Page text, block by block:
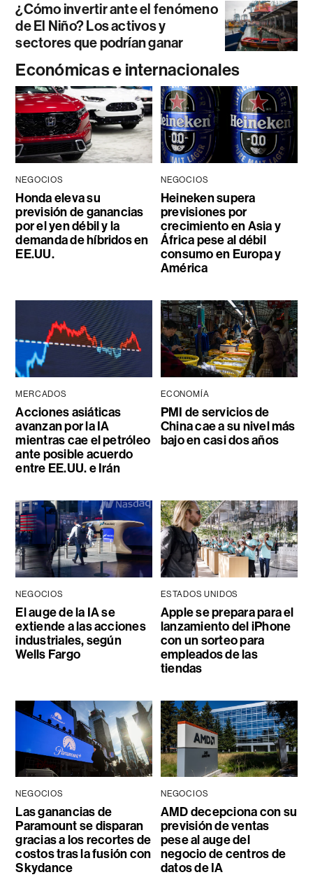
¿Cómo invertir ante el fenómeno
de El Niño? Los activos y
sectores que podrían ganar
Económicas e internacionales
NEGOCIOS
Honda eleva su
previsión de ganancias
por el yen débil y la
demanda de híbridos en
EE.UU.
NEGOCIOS
Heineken supera
previsiones por
crecimiento en Asia y
África pese al débil
consumo en Europa y
América
MERCADOS
Acciones asiáticas
avanzan por la IA
mientras cae el petróleo
ante posible acuerdo
entre EE.UU. e Irán
ECONOMÍA
PMI de servicios de
China cae a su nivel más
bajo en casi dos años
NEGOCIOS
El auge de la IA se
extiende a las acciones
industriales, según
Wells Fargo
ESTADOS UNIDOS
Apple se prepara para el
lanzamiento del iPhone
con un sorteo para
empleados de las
tiendas
NEGOCIOS
Las ganancias de
Paramount se disparan
gracias a los recortes de
costos tras la fusión con
Skydance
NEGOCIOS
AMD decepciona con su
previsión de ventas
pese al auge del
negocio de centros de
datos de IA